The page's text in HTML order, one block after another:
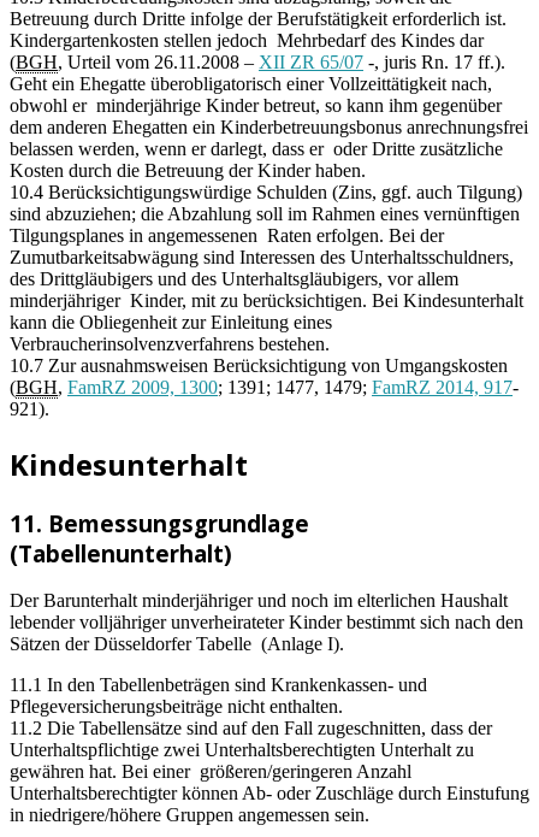
Betreuung durch Dritte infolge der Berufstätigkeit erforderlich ist.
Kindergartenkosten stellen jedoch Mehrbedarf des Kindes dar
(BGH, Urteil vom 26.11.2008 – XII ZR 65/07 -, juris Rn. 17 ff.).
Geht ein Ehegatte überobligatorisch einer Vollzeittätigkeit nach,
obwohl er minderjährige Kinder betreut, so kann ihm gegenüber
dem anderen Ehegatten ein Kinderbetreuungsbonus anrechnungsfrei
belassen werden, wenn er darlegt, dass er oder Dritte zusätzliche
Kosten durch die Betreuung der Kinder haben.
10.4 Berücksichtigungswürdige Schulden (Zins, ggf. auch Tilgung)
sind abzuziehen; die Abzahlung soll im Rahmen eines vernünftigen
Tilgungsplanes in angemessenen Raten erfolgen. Bei der
Zumutbarkeitsabwägung sind Interessen des Unterhaltsschuldners,
des Drittgläubigers und des Unterhaltsgläubigers, vor allem
minderjähriger Kinder, mit zu berücksichtigen. Bei Kindesunterhalt
kann die Obliegenheit zur Einleitung eines
Verbraucherinsolvenzverfahrens bestehen.
10.7 Zur ausnahmsweisen Berücksichtigung von Umgangskosten
(BGH, FamRZ 2009, 1300; 1391; 1477, 1479; FamRZ 2014, 917-
921).
Kindesunterhalt
11. Bemessungsgrundlage
(Tabellenunterhalt)
Der Barunterhalt minderjähriger und noch im elterlichen Haushalt
lebender volljähriger unverheirateter Kinder bestimmt sich nach den
Sätzen der Düsseldorfer Tabelle (Anlage I).
11.1 In den Tabellenbeträgen sind Krankenkassen- und
Pflegeversicherungsbeiträge nicht enthalten.
11.2 Die Tabellensätze sind auf den Fall zugeschnitten, dass der
Unterhaltspflichtige zwei Unterhaltsberechtigten Unterhalt zu
gewähren hat. Bei einer größeren/geringeren Anzahl
Unterhaltsberechtigter können Ab- oder Zuschläge durch Einstufung
in niedrigere/höhere Gruppen angemessen sein.